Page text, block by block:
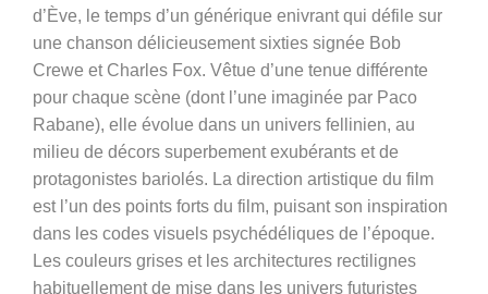
d’Ève, le temps d’un générique enivrant qui défile sur
une chanson délicieusement sixties signée Bob
Crewe et Charles Fox. Vêtue d’une tenue différente
pour chaque scène (dont l’une imaginée par Paco
Rabane), elle évolue dans un univers fellinien, au
milieu de décors superbement exubérants et de
protagonistes bariolés. La direction artistique du film
est l’un des points forts du film, puisant son inspiration
dans les codes visuels psychédéliques de l’époque.
Les couleurs grises et les architectures rectilignes
habituellement de mise dans les univers futuristes